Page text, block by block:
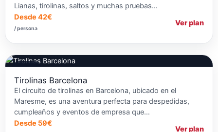
Lianas, tirolinas, saltos y muchas pruebas…
Desde 42€
/ persona
Ver plan
Tirolinas Barcelona
El circuito de tirolinas en Barcelona, ubicado en el
Maresme, es una aventura perfecta para despedidas,
cumpleaños y eventos de empresa que…
Desde 59€
Ver plan